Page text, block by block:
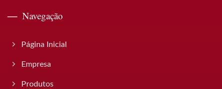
Navegação
Página Inicial
Empresa
Produtos